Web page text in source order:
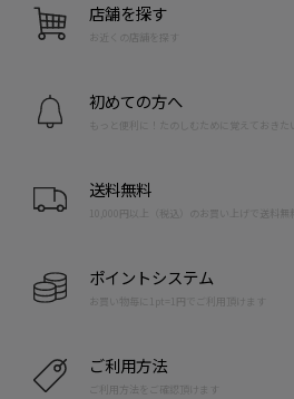
店舗を探す
お近くの店舗を探す
初めての方へ
もっと便利に！たのしむために覚えておきたい
送料無料
10,000円以上（税込）のお買い上げで送料無料
ポイントシステム
お買い物毎に1pt=1円でご利用頂けます
ご利用方法
ご利用方法をご確認頂けます